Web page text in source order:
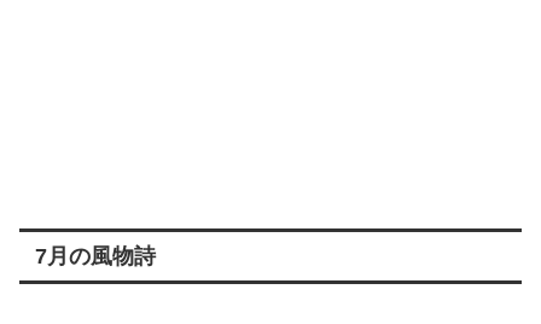
7月の風物詩